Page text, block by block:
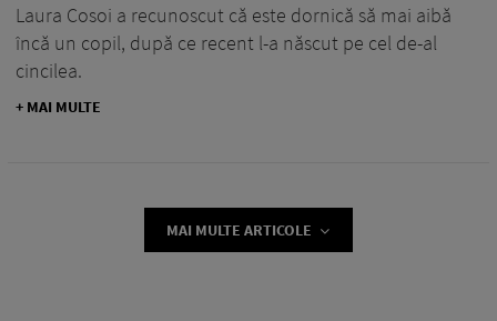
Laura Cosoi a recunoscut că este dornică să mai aibă
încă un copil, după ce recent l-a născut pe cel de-al
cincilea.
+ MAI MULTE
MAI MULTE ARTICOLE